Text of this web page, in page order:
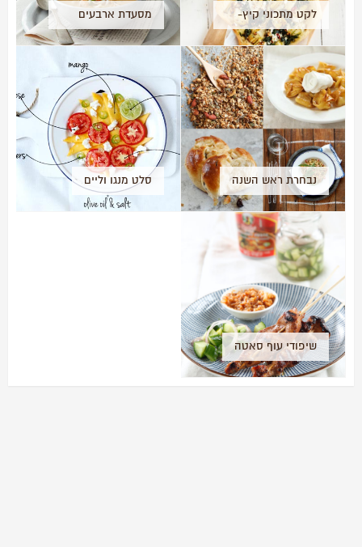
לקט מתכוני קיץ-
לגזור ולשמור
מסעדת ארבעים
וארבע, הסוד
השמור ביותר בת"א
נבחרת ראש השנה סלט מנגו וליים
שיפודי עוף סאטה